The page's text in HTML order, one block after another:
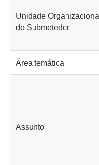
Unidade Organizacional
do Submetedor
Área temática
Assunto